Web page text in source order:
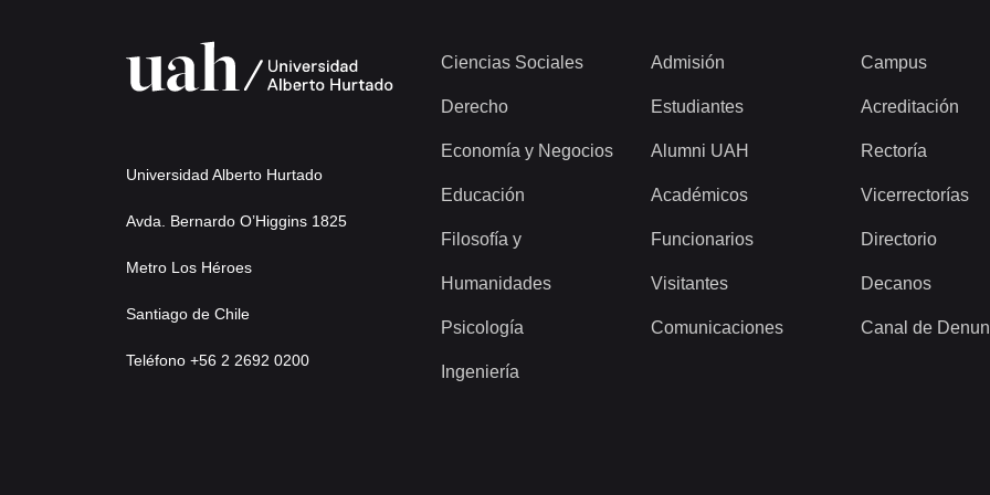
Universidad Alberto Hurtado
Avda. Bernardo O’Higgins 1825
Metro Los Héroes
Santiago de Chile
Teléfono +56 2 2692 0200
Ciencias Sociales
Derecho
Economía y Negocios
Educación
Filosofía y
Humanidades
Psicología
Ingeniería
Admisión
Estudiantes
Alumni UAH
Académicos
Funcionarios
Visitantes
Comunicaciones
Campus
Acreditación
Rectoría
Vicerrectorías
Directorio
Decanos
Canal de